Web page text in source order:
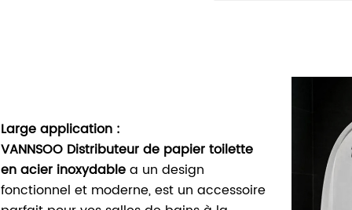
Large application :
VANNSOO Distributeur de papier toilette
en acier inoxydablea un design
fonctionnel et moderne, est un accessoire